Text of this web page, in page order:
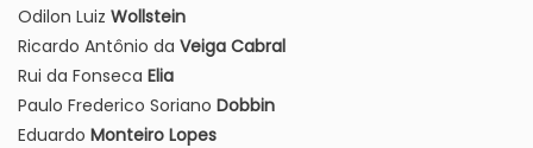
Odilon Luiz Wollstein
Ricardo Antônio da Veiga Cabral
Rui da Fonseca Elia
Paulo Frederico Soriano Dobbin
Eduardo Monteiro Lopes